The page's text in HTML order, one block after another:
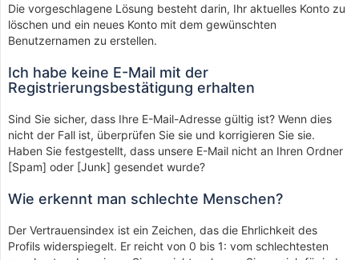
Die vorgeschlagene Lösung besteht darin, Ihr aktuelles Konto zu
löschen und ein neues Konto mit dem gewünschten
Benutzernamen zu erstellen.
Ich habe keine E-Mail mit der
Registrierungsbestätigung erhalten
Sind Sie sicher, dass Ihre E-Mail-Adresse gültig ist? Wenn dies
nicht der Fall ist, überprüfen Sie sie und korrigieren Sie sie.
Haben Sie festgestellt, dass unsere E-Mail nicht an Ihren Ordner
[Spam] oder [Junk] gesendet wurde?
Wie erkennt man schlechte Menschen?
Der Vertrauensindex ist ein Zeichen, das die Ehrlichkeit des
Profils widerspiegelt. Er reicht von 0 bis 1: vom schlechtesten